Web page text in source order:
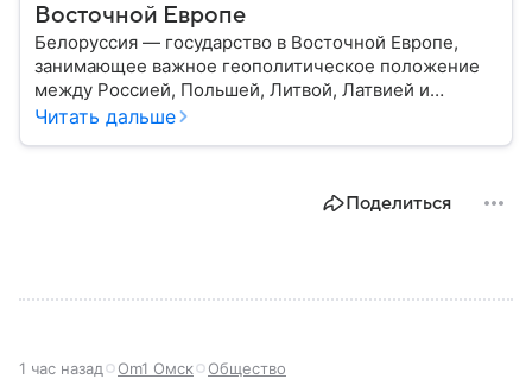
Восточной Европе
Белоруссия — государство в Восточной Европе,
занимающее важное геополитическое положение
между Россией, Польшей, Литвой, Латвией и
Украиной. Несмотря на свою небольшую
Читать дальше
Поделиться
1 час назад Om1 Омск Общество